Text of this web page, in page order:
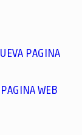
PAGINA
WEB